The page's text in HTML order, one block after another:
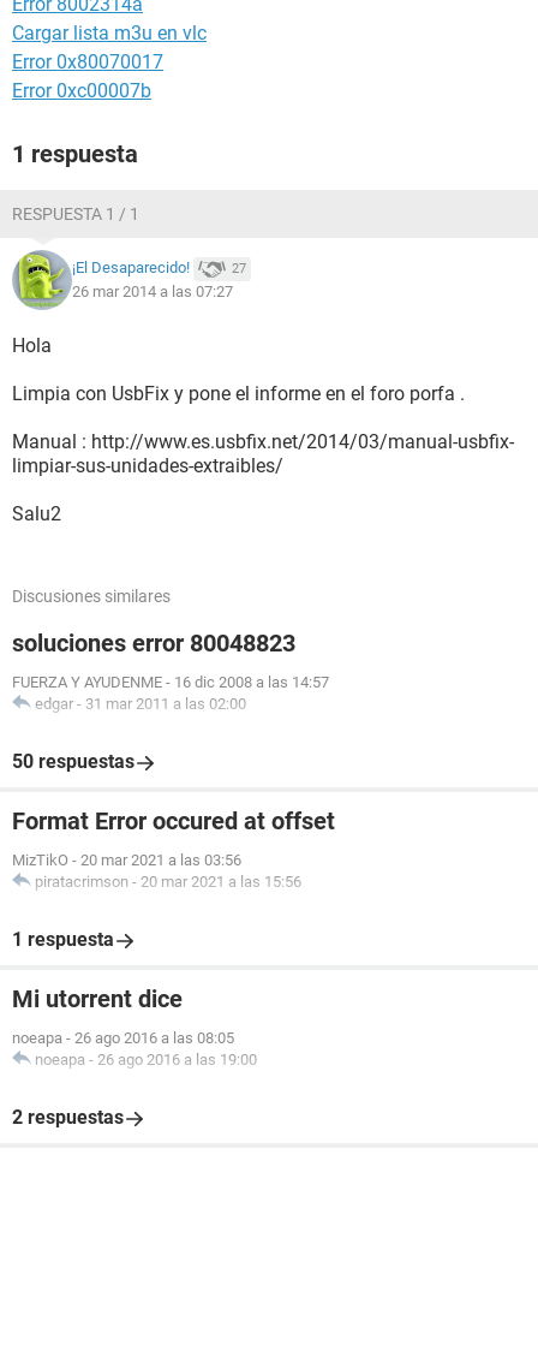
Cargar lista m3u en vlc
Error 0x80070017
Error 0xc00007b
1 respuesta
RESPUESTA 1 / 1
¡El Desaparecido! 27
26 mar 2014 a las 07:27
Hola
Limpia con UsbFix y pone el informe en el foro porfa .
Manual : http://www.es.usbfix.net/2014/03/manual-usbfix-
limpiar-sus-unidades-extraibles/
Salu2
Discusiones similares
soluciones error 80048823
FUERZA Y AYUDENME - 16 dic 2008 a las 14:57
edgar - 31 mar 2011 a las 02:00
50 respuestas
Format Error occured at offset
MizTikO - 20 mar 2021 a las 03:56
piratacrimson - 20 mar 2021 a las 15:56
1 respuesta
Mi utorrent dice
noeapa - 26 ago 2016 a las 08:05
noeapa - 26 ago 2016 a las 19:00
2 respuestas